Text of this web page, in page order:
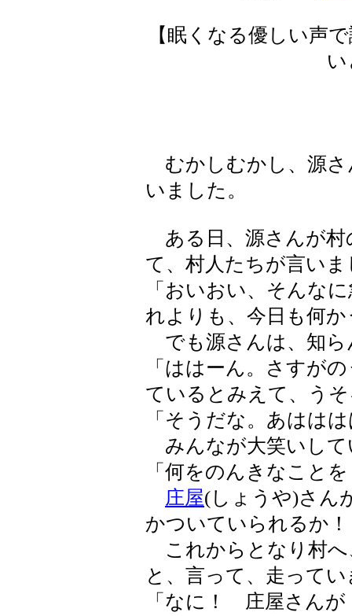
【眠くなる優しい声
むかしむかし、源さ
いました。
ある日、源さんが村
て、村人たちが言いま
「おいおい、そんな
れよりも、今日も何
でも源さんは、知ら
「ははーん。さすが
ているとみえて、う
「そうだな。あはは
みんなが大笑いして
「何をのんきなこと
庄屋(しょうや)さん
かついていられるか！
これからとなり村へ
と、言って、走って
「なに！ 庄屋さんが